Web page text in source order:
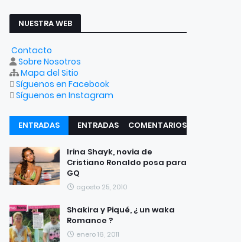
NUESTRA WEB
Contacto
Sobre Nosotros
Mapa del Sitio
Síguenos en Facebook
Síguenos en Instagram
ENTRADAS
RECIENTES
ENTRADAS
COMENTARIOS
Irina Shayk, novia de
Cristiano Ronaldo posa para
GQ
agosto 25, 2010
Shakira y Piqué, ¿ un waka
Romance ?
enero 16, 2011